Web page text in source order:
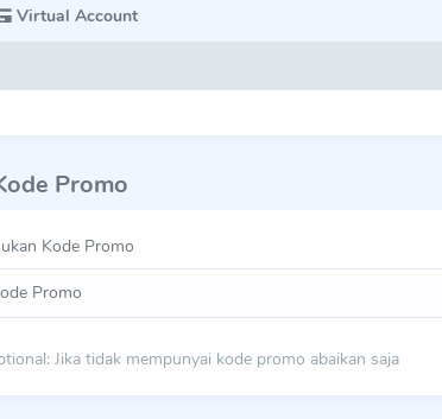
Virtual Account
Promo
Kode Promo
Jika tidak mempunyai kode promo abaikan saja